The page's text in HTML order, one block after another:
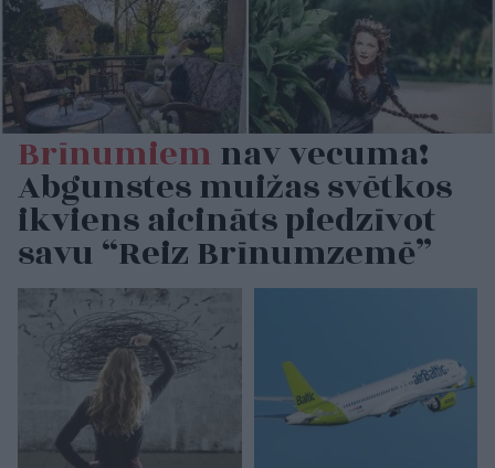
Brīnumiemnav vecuma!
Abgunstes muižas svētkos
ikviens aicināts piedzīvot
savu “Reiz Brīnumzemē”